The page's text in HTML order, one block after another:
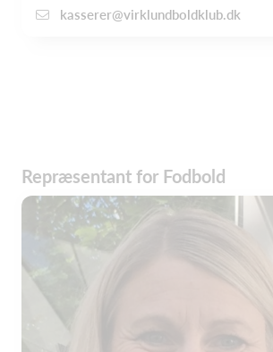
kasserer@virklundboldklub.dk
Repræsentant for Fodbold